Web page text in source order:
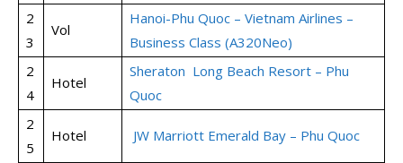
2
3
Vol
Hanoi-Phu Quoc – Vietnam Airlines –
Business Class (A320Neo)
2
4
Hotel
Sheraton Long Beach Resort – Phu
Quoc
2
5
Hotel JW Marriott Emerald Bay – Phu Quoc